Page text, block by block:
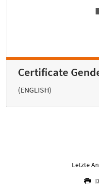
Certificate
(ENGLISH)
Letzte